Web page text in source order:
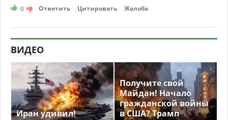
0 Ответить Цитировать Жалоба
ВИДЕО
Иран удивил!
Получите свой
Майдан! Начало
гражданской войны
в США? Трамп